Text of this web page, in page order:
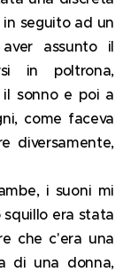
seguito ad un
assunto il
in poltrona,
sonno e poi a
come faceva
diversamente,
i suoni mi
era stata
che c'era una
di una donna,